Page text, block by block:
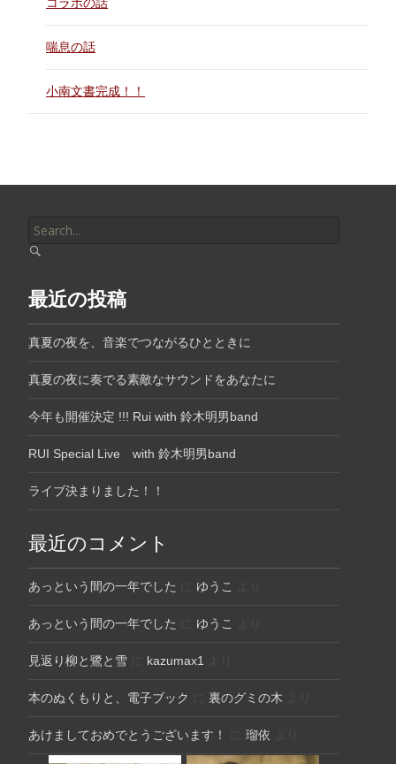
喘息の話
小南文書完成！！
for:
最近の投稿
真夏の夜を、音楽でつながるひとときに
真夏の夜に奏でる素敵なサウンドをあなたに
今年も開催決定 !!! Rui with 鈴木明男band
RUI Special Live with 鈴木明男band
ライブ決まりました！！
最近のコメント
あっという間の一年でした ゆうこ
あっという間の一年でした ゆうこ
見返り柳と鷺と雪 kazumax1
本のぬくもりと、電子ブック 裏のグミの木
あけましておめでとうございます！ 瑠依